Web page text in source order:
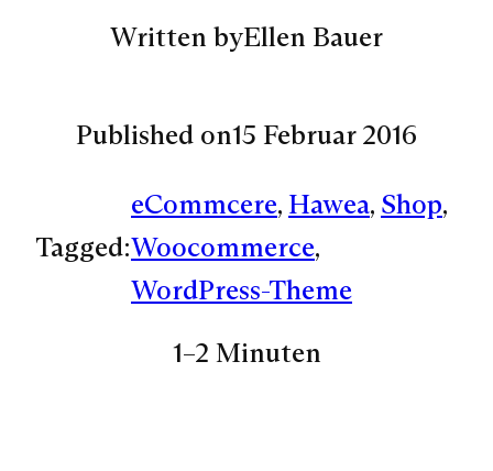
Written byEllen Bauer
Published on15 Februar 2016
Tagged:
eCommcere, Hawea, Shop
Woocommerce
WordPress-Theme
1–2 Minuten